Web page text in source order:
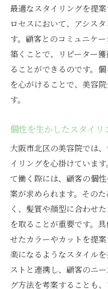
最適なスタイリングを提
ロセスにおいて、アシス
す。顧客とのコミュニケ
築くことで、リピーター
ることができるのです。
を心がけることで、美容
す。
個性を生かしたスタイリ
大阪市北区の美容院では
イリングを心掛けていま
て働く際には、顧客の個
案が求められます。その
く、髪質や顔型に合わせ
を取ることが重要です。
せたカラーやカットを提
楽になるようなスタイル
ストと連携し、顧客のニ
グ方法を考案することも